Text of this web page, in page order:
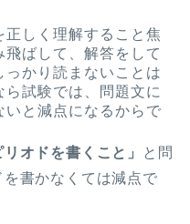
正しく理解すること焦
ばして、解答をして
かり読まないことは
ら試験では、問題文に
いと減点になるからで
リオドを書くこと」
と問
書かなくては減点で